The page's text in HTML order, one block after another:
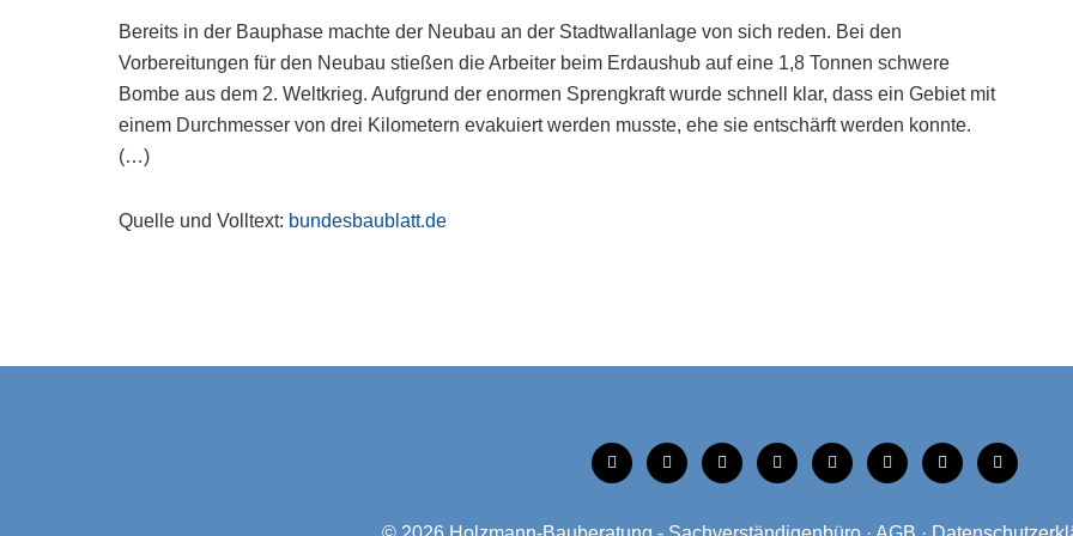
Bereits in der Bauphase machte der Neubau an der Stadtwallanlage von sich reden. Bei den
Vorbereitungen für den Neubau stießen die Arbeiter beim Erdaushub auf eine 1,8 Tonnen schwere
Bombe aus dem 2. Weltkrieg. Aufgrund der enormen Sprengkraft wurde schnell klar, dass ein Gebiet mit
einem Durchmesser von drei Kilometern evakuiert werden musste, ehe sie entschärft werden konnte.
(…)
Quelle und Volltext: bundesbaublatt.de
tiktok instagramfacebooklinkedinxing linkedinmobilemail